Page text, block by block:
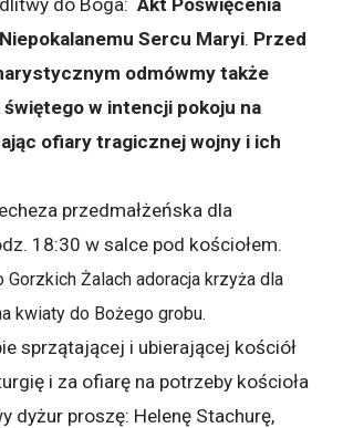
do Boga: Akt Poświęcenia
Sercu Maryi. Przed
odmówmy także
w intencji pokoju na
ofiary tragicznej wojny i ich
przedmałżeńska dla
18:30 w salce pod kościołem.
Gorzkich Żalach adoracja krzyża dla
kwiaty do Bożego grobu.
sprzątającej i ubierającej kościół
i za ofiarę na potrzeby kościoła
dyżur proszę: Helenę Stachurę,